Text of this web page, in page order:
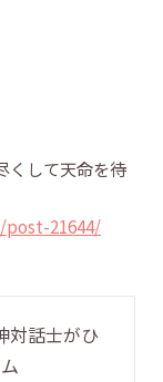
くして天命を待
21644/
対話士がひ